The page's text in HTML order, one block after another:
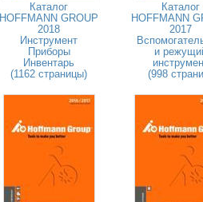
Каталог
HOFFMANN GROUP
2018
Инструмент
Приборы
Инвентарь
(1162 страницы)
Каталог
HOFFMANN
2017
и
(998